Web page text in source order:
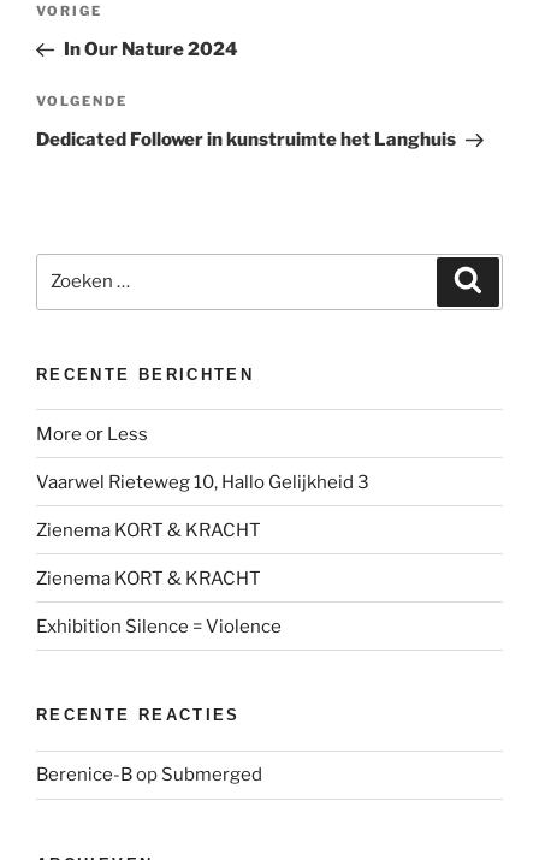
Vorig
bericht
VORIGE
In Our Nature 2024
Volgend
bericht
VOLGENDE
Dedicated Follower in kunstruimte het Langhuis
naar:
RECENTE BERICHTEN
More or Less
Vaarwel Rieteweg 10, Hallo Gelijkheid 3
Zienema KORT & KRACHT
Zienema KORT & KRACHT
Exhibition Silence = Violence
RECENTE REACTIES
Berenice-Bop Submerged